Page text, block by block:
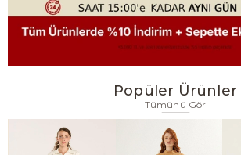
Popüler Ürünler
Tümünü Gör